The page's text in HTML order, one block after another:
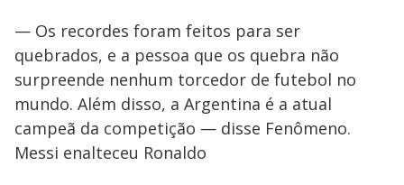
— Os recordes foram feitos para ser
quebrados, e a pessoa que os quebra não
surpreende nenhum torcedor de futebol no
mundo. Além disso, a Argentina é a atual
campeã da competição — disse Fenômeno.
Messi enalteceu Ronaldo